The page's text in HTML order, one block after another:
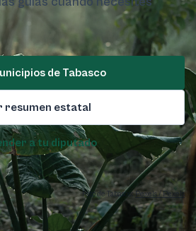
de Tabasco
resumen estatal
a tu diputado
Foto de Tabasco:Pexels / Pexels